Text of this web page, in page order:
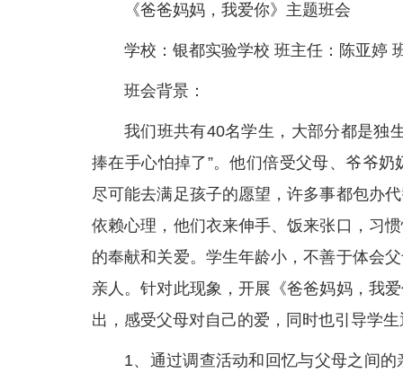
《爸爸妈妈，我爱你》主题班会
学校：银都实验学校 班主任：陈亚婷
班会背景：
我们班共有40名学生，大部分都是独
捧在手心怕掉了”。他们倍受父母、爷爷
尽可能去满足孩子的愿望，许多事都包办
依赖心理，他们衣来伸手、饭来张口，习
的奉献和关爱。学生年龄小，不善于体会
亲人。针对此现象，开展《爸爸妈妈，我
出，感受父母对自己的爱，同时也引导学
1、通过调查活动和回忆与父母之间